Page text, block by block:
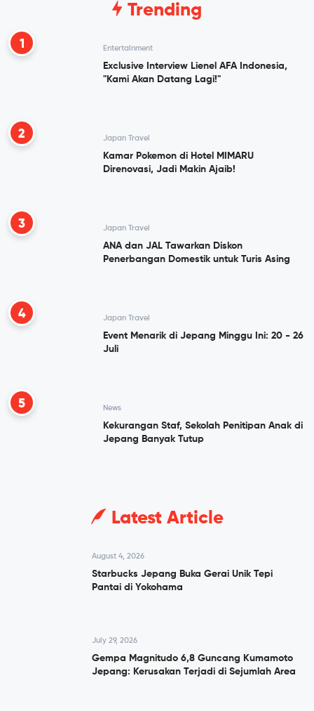
Trending
1 Entertainment
Exclusive Interview Lienel AFA Indonesia,
"Kami Akan Datang Lagi!"
2 Japan Travel
Kamar Pokemon di Hotel MIMARU
Direnovasi, Jadi Makin Ajaib!
3 Japan Travel
ANA dan JAL Tawarkan Diskon
Penerbangan Domestik untuk Turis Asing
4 Japan Travel
Event Menarik di Jepang Minggu Ini: 20 - 26
Juli
5 News
Kekurangan Staf, Sekolah Penitipan Anak di
Jepang Banyak Tutup
Latest Article
August 4, 2026
Starbucks Jepang Buka Gerai Unik Tepi
Pantai di Yokohama
July 29, 2026
Gempa Magnitudo 6,8 Guncang Kumamoto
Jepang: Kerusakan Terjadi di Sejumlah Area